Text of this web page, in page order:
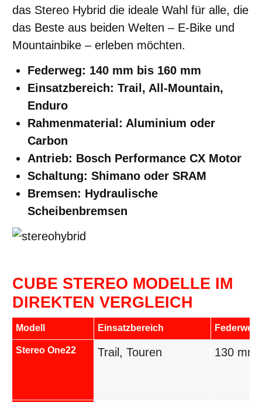
das Stereo Hybrid die ideale Wahl für alle, die
das Beste aus beiden Welten – E-Bike und
Mountainbike – erleben möchten.
Federweg: 140 mm bis 160 mm
Einsatzbereich: Trail, All-Mountain,
Enduro
Rahmenmaterial: Aluminium oder
Carbon
Antrieb: Bosch Performance CX Motor
Schaltung: Shimano oder SRAM
Bremsen: Hydraulische
Scheibenbremsen
CUBE STEREO MODELLE IM
DIREKTEN VERGLEICH
Modell Einsatzbereich Federweg
Stereo One22 Trail, Touren 130 mm